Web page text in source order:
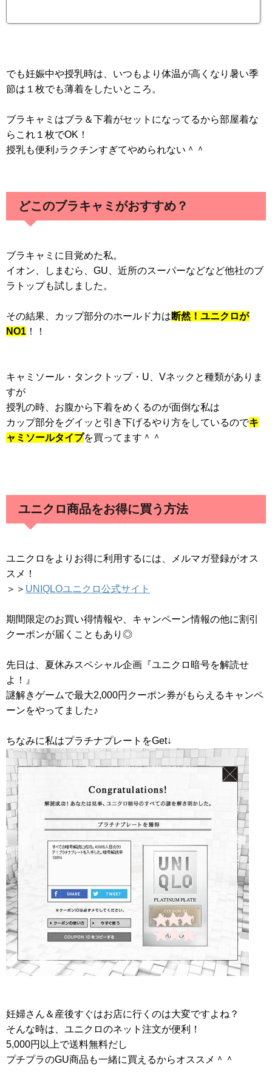
でも妊娠中や授乳時は、いつもより体温が高くなり暑い季
節は１枚でも薄着をしたいところ。
ブラキャミはブラ＆下着がセットになってるから部屋着な
らこれ１枚でOK！
授乳も便利♪ラクチンすぎてやめられない＾＾
どこのブラキャミがおすすめ？
ブラキャミに目覚めた私。
イオン、しまむら、GU、近所のスーパーなどなど他社のブ
ラトップも試しました。
その結果、カップ部分のホールド力は断然！ユニクロが
NO1 ！！
キャミソール・タンクトップ・U、Vネックと種類がありま
すが
授乳の時、お腹から下着をめくるのが面倒な私は
カップ部分をグイッと引き下げるやり方をしているのでキ
ャミソールタイプを買ってます＾＾
ユニクロ商品をお得に買う方法
ユニクロをよりお得に利用するには、メルマガ登録がオス
スメ！
＞＞ UNIQLOユニクロ公式サイト
期間限定のお買い得情報や、キャンペーン情報の他に割引
クーポンが届くこともあり◎
先日は、夏休みスペシャル企画『ユニクロ暗号を解読せ
よ！』
謎解きゲームで最大2,000円クーポン券がもらえるキャンペ
ーンをやってました♪
ちなみに私はプラチナプレートをGet↓
妊婦さん＆産後すぐはお店に行くのは大変ですよね？
そんな時は、ユニクロのネット注文が便利！
5,000円以上で送料無料だし
プチプラのGU商品も一緒に買えるからオススメ＾＾